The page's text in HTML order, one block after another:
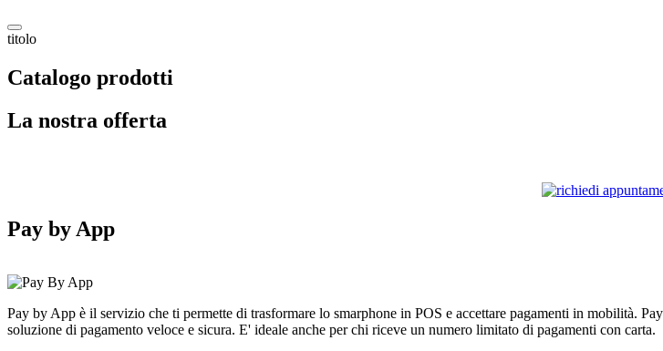
titolo
Catalogo prodotti
La nostra offerta
Pay by App
Pay by App è il servizio che ti permette di trasformare lo smarphone in POS e accettare pagamenti in mobilità.
soluzione di pagamento veloce e sicura. E' ideale anche per chi riceve un numero limitato di pagamenti con carta.